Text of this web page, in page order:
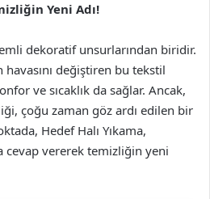
Yeni Adı!
dekoratif unsurlarından biridir.
havasını değiştiren bu tekstil
ve sıcaklık da sağlar. Ancak,
çoğu zaman göz ardı edilen bir
Hedef Halı Yıkama,
cevap vererek temizliğin yeni